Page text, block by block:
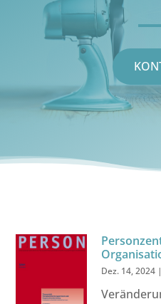
Dez. 14, 2024 |